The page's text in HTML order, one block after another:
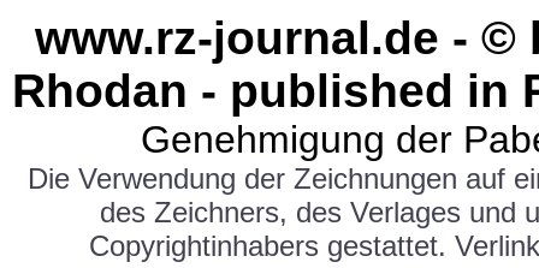
www.rz-journal.de - ©
Rhodan - published in
Genehmigung der
Die Verwendung der Zeichnungen auf
des Zeichners, des Verlages und
Copyrightinhabers gestattet.